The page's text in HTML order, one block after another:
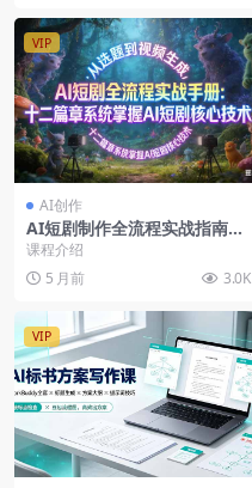
VIP
AI创作
AI短剧制作全流程实战指南：
从选题策划到视频生成，系统
掌握SOP工业流程与变现模式
（飞书文档教程）
课程介绍
5 月前
3.0K
VIP